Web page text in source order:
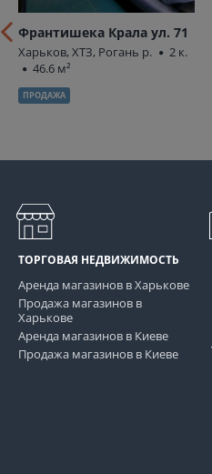
Франтишека Крала ул. 71
Харьков, ХТЗ, Рогань р.
2 к.
46.6 м²
ПРОДАЖА
ТОРГОВАЯ НЕДВИЖИМОСТЬ
Аренда магазинов в Харькове
Продажа магазинов в
Харькове
Аренда магазинов в Киеве
Продажа магазинов в Киеве